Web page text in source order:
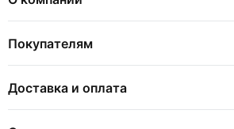
Покупателям
Доставка и оплата